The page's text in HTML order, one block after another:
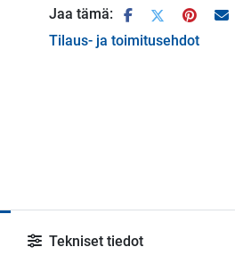
Jaa tämä:
Tilaus- ja toimitusehdot
Tekniset tiedot